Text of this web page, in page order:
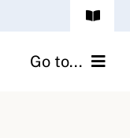
Toggle
Go to...